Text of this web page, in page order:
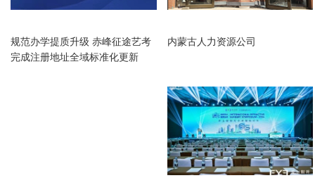
规范办学提质升级 赤峰征途艺考
完成注册地址全域标准化更新
内蒙古人力资源公司